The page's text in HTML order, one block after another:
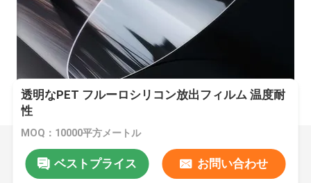
透明なPET フルーロシリコン放出フィルム 温度耐
性
MOQ：10000平方メートル
ベストプライス お問い合わせ